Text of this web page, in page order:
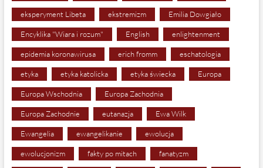
eksperyment Libeta ekstremizm Emilia Dowgiało
Encyklika "Wiara i rozum" English enlightenment
epidemia koronawirusa erich fromm eschatologia
etyka etyka katolicka etyka świecka Europa
Europa Wschodnia Europa Zachodnia
Europa Zachodnie eutanazja Ewa Wilk
Ewangelia ewangelikanie ewolucja
ewolucjonizm fakty po mitach fanatyzm